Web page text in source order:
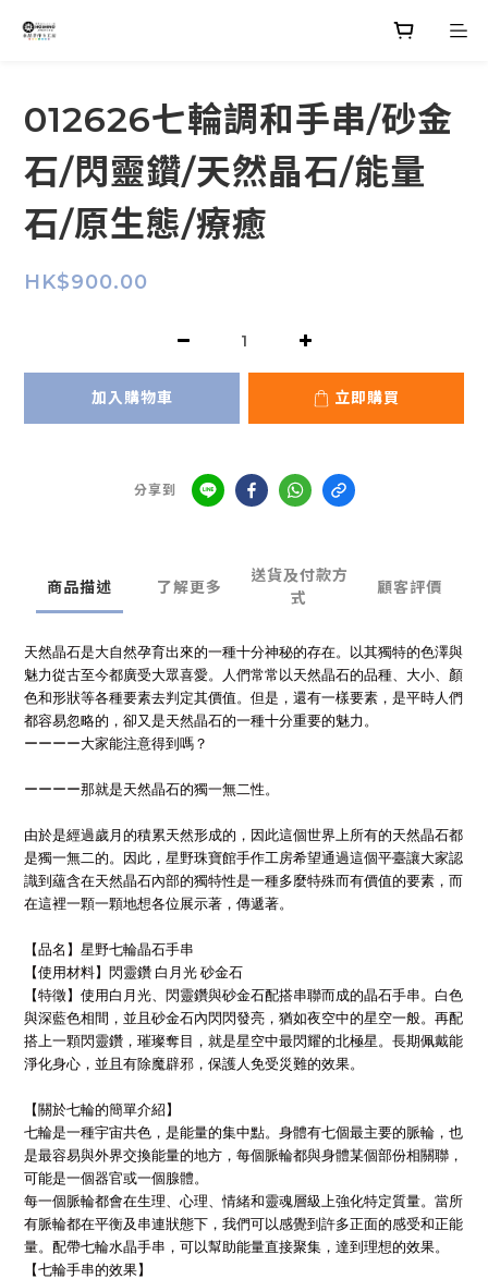
012626七輪調和手串/砂金
石/閃靈鑽/天然晶石/能量
石/原生態/療癒
HK$900.00
加入購物車 立即購買
分享到
商品描述 了解更多
送貨及付款方
式
顧客評價
天然晶石是大自然孕育出來的一種十分神秘的存在。以其獨特的色澤與
魅力從古至今都廣受大眾喜愛。人們常常以天然晶石的品種、大小、顏
色和形狀等各種要素去判定其價值。但是，還有一樣要素，是平時人們
都容易忽略的，卻又是天然晶石的一種十分重要的魅力。
ーーーー大家能注意得到嗎？
ーーーー那就是天然晶石的獨一無二性。
由於是經過歲月的積累天然形成的，因此這個世界上所有的天然晶石都
是獨一無二的。因此，星野珠寶館手作工房希望通過這個平臺讓大家認
識到蘊含在天然晶石內部的獨特性是一種多麼特殊而有價值的要素，而
在這裡一顆一顆地想各位展示著，傳遞著。
【品名】星野七輪晶石手串
【使用材料】閃靈鑽 白月光 砂金石
【特徵】使用白月光、閃靈鑽與砂金石配搭串聯而成的晶石手串。白色
與深藍色相間，並且砂金石內閃閃發亮，猶如夜空中的星空一般。再配
搭上一顆閃靈鑽，璀璨奪目，就是星空中最閃耀的北極星。長期佩戴能
淨化身心，並且有除魔辟邪，保護人免受災難的效果。
【關於七輪的簡單介紹】
七輪是一種宇宙共色，是能量的集中點。身體有七個最主要的脈輪，也
是最容易與外界交換能量的地方，每個脈輪都與身體某個部份相關聯，
可能是一個器官或一個腺體。
每一個脈輪都會在生理、心理、情緒和靈魂層級上強化特定質量。當所
有脈輪都在平衡及串連狀態下，我們可以感覺到許多正面的感受和正能
量。配帶七輪水晶手串，可以幫助能量直接聚集，達到理想的效果。
【七輪手串的效果】